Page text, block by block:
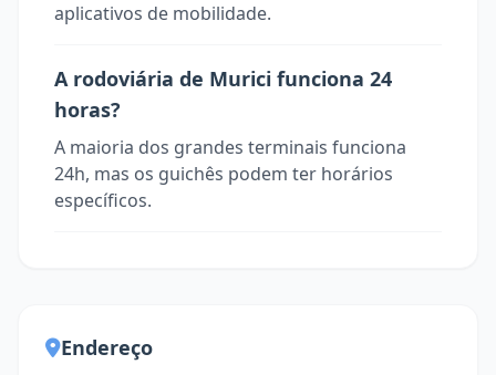
aplicativos de mobilidade.
A rodoviária de Murici funciona 24
horas?
A maioria dos grandes terminais funciona
24h, mas os guichês podem ter horários
específicos.
Endereço